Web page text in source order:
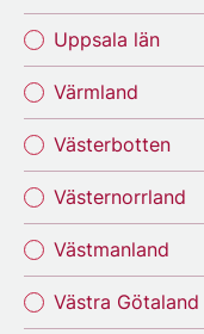
Uppsala län
Värmland
Västerbotten
Västernorrland
Västmanland
Västra Götaland